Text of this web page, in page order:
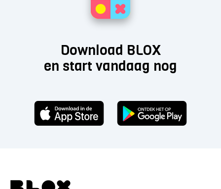
Download BLOX
en start vandaag nog